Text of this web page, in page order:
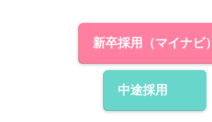
新卒採用（マイナビ）
中途採用